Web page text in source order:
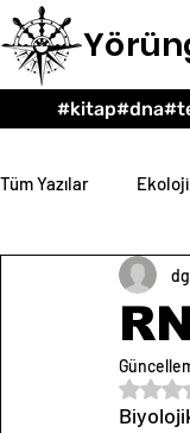
Tüm Yazılar Ekoloji
5
#kitap#dna